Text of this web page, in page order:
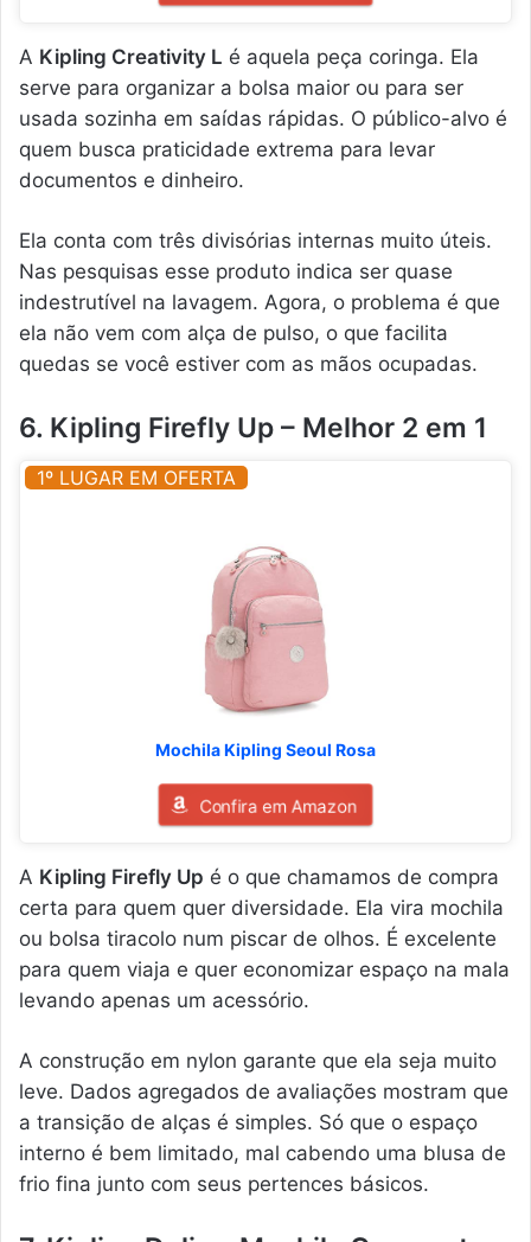
A Kipling Creativity L é aquela peça coringa. Ela
serve para organizar a bolsa maior ou para ser
usada sozinha em saídas rápidas. O público-alvo é
quem busca praticidade extrema para levar
documentos e dinheiro.
Ela conta com três divisórias internas muito úteis.
Nas pesquisas esse produto indica ser quase
indestrutível na lavagem. Agora, o problema é que
ela não vem com alça de pulso, o que facilita
quedas se você estiver com as mãos ocupadas.
6. Kipling Firefly Up – Melhor 2 em 1
1º LUGAR EM OFERTA
Mochila Kipling Seoul Rosa
Confira em Amazon
A Kipling Firefly Up é o que chamamos de compra
certa para quem quer diversidade. Ela vira mochila
ou bolsa tiracolo num piscar de olhos. É excelente
para quem viaja e quer economizar espaço na mala
levando apenas um acessório.
A construção em nylon garante que ela seja muito
leve. Dados agregados de avaliações mostram que
a transição de alças é simples. Só que o espaço
interno é bem limitado, mal cabendo uma blusa de
frio fina junto com seus pertences básicos.